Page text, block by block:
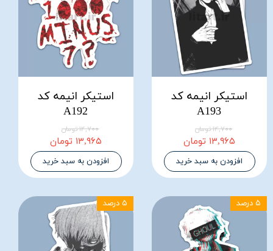
استیکر انیمه کد
A193
۱۴,۷۰۰ تومان
۱۳,۹۶۵ تومان
افزودن به سبد خرید
استیکر انیمه کد
A192
۱۴,۷۰۰ تومان
۱۳,۹۶۵ تومان
افزودن به سبد خرید
۵ درصد ۵ درصد